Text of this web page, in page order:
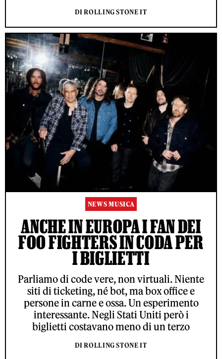
DI ROLLING STONE IT
NEWS MUSICA
ANCHE IN EUROPA I FAN DEI
FOO FIGHTERS IN CODA PER
I BIGLIETTI
Parliamo di code vere, non virtuali. Niente
siti di ticketing, né bot, ma box office e
persone in carne e ossa. Un esperimento
interessante. Negli Stati Uniti però i
biglietti costavano meno di un terzo
DI ROLLING STONE IT